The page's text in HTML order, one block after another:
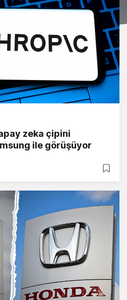
zeka çipini
ile görüşüyor